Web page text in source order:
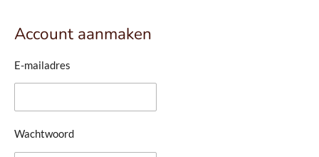
Account aanmaken
E-mailadres
Wachtwoord